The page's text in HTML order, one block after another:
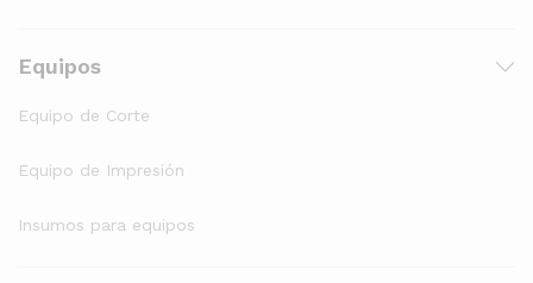
Equipos
Equipo de Corte
Equipo de Impresión
Insumos para equipos